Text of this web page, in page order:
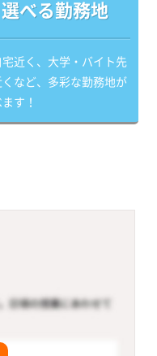
選べる勤務地
宅近く、大学・バイト先
くなど、多彩な勤務地が
す！